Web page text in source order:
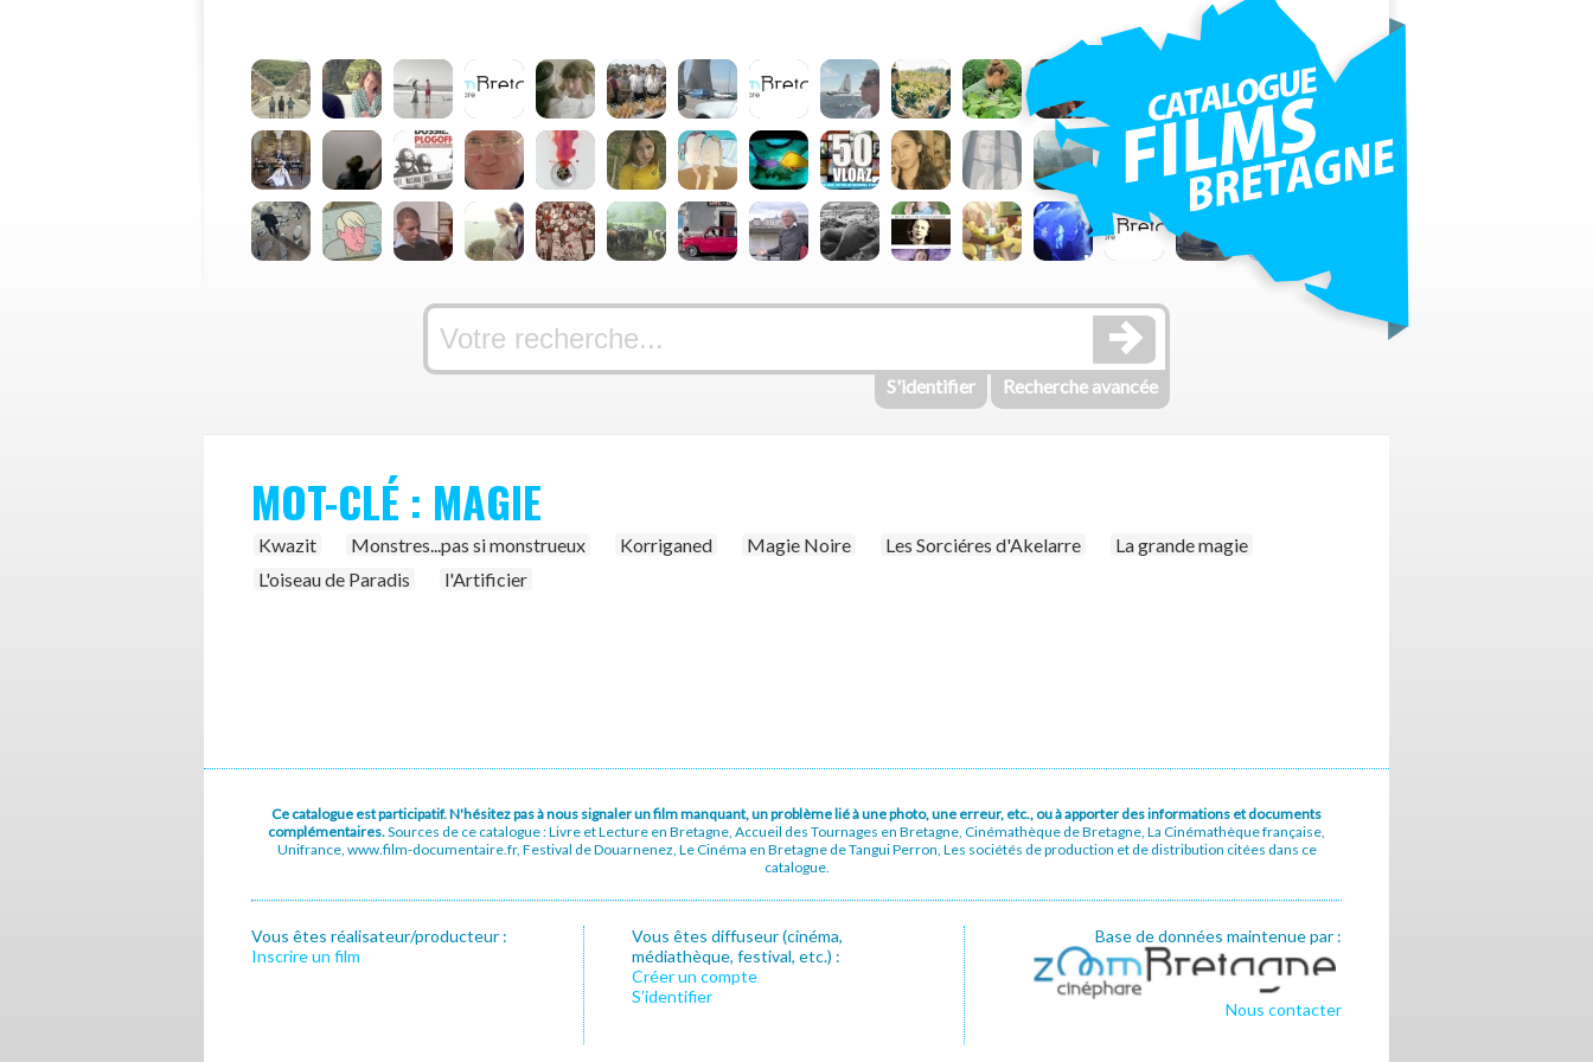
S'identifier Recherche avancée
MOT-CLÉ : MAGIE
Kwazit Monstres...pas si monstrueux Korriganed Magie Noire Les Sorciéres d'Akelarre
La grande magie
L'oiseau de Paradis
l'Artificier
Ce catalogue est participatif. N'hésitez pas à nous signaler un film manquant, un problème lié à une photo, une erreur, etc., ou à apporter des informations et documents
complémentaires.Sources de ce catalogue : Livre et Lecture en Bretagne, Accueil des Tournages en Bretagne, Cinémathèque de Bretagne, La Cinémathèque française,
Unifrance, www.film-documentaire.fr, Festival de Douarnenez, Le Cinéma en Bretagne de Tangui Perron, Les sociétés de production et de distribution citées dans ce
catalogue.
Vous êtes réalisateur/producteur :
Inscrire un film
Vous êtes diffuseur (cinéma,
médiathèque, festival, etc.) :
Créer un compte
S’identifier
Base de données maintenue par :
Nous contacter